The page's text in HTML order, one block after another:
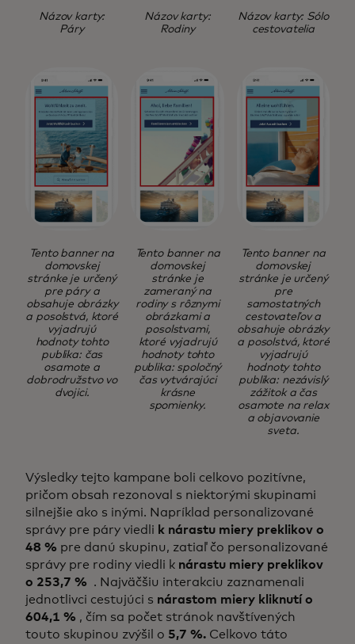
Názov karty:
Páry
Názov karty:
Rodiny
Názov karty: Sólo
cestovatelia
Tento banner na
domovskej
stránke je určený
pre páry a
obsahuje obrázky
a posolstvá, ktoré
vyjadrujú
hodnoty tohto
publika: čas
osamote a
dobrodružstvo vo
dvojici.
Tento banner na
domovskej
stránke je
zameraný na
rodiny s rôznymi
obrázkami a
posolstvami,
ktoré vyjadrujú
hodnoty tohto
publika: spoločný
čas vytvárajúci
krásne
spomienky.
Tento banner na
domovskej
stránke je určený
pre
samostatných
cestovateľov a
obsahuje obrázky
a posolstvá, ktoré
vyjadrujú
hodnoty tohto
publika: nezávislý
zážitok a čas
osamote na relax
a objavovanie
sveta.
Výsledky tejto kampane boli celkovo pozitívne,
pričom obsah rezonoval s niektorými skupinami
silnejšie ako s inými. Napríklad personalizované
správy pre páry viedli k nárastu miery preklikov o
48 % pre danú skupinu, zatiaľ čo personalizované
správy pre rodiny viedli k nárastu miery preklikov
o 253,7 %
. Najväčšiu interakciu zaznamenali
jednotlivci cestujúci s nárastom miery kliknutí o
604,1 % , čím sa počet stránok navštívených
touto skupinou zvýšil o 5,7 %. Celkovo táto